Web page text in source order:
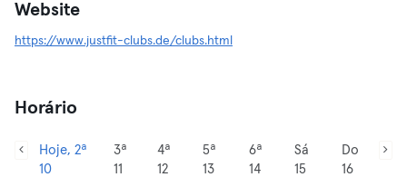
Website
https://www.justfit-clubs.de/clubs.html
Horário
Hoje, 2ª
10
3ª
11
4ª
12
5ª
13
6ª
14
Sá
15
Do
16